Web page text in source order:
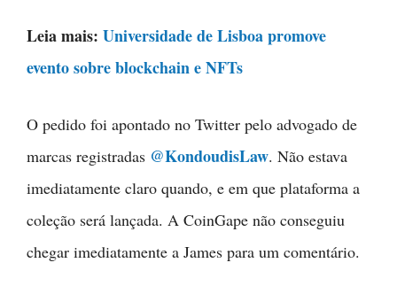
Leia mais: Universidade de Lisboa promove
evento sobre blockchain e NFTs
O pedido foi apontado no Twitter pelo advogado de
marcas registradas @KondoudisLaw. Não estava
imediatamente claro quando, e em que plataforma a
coleção será lançada. A CoinGape não conseguiu
chegar imediatamente a James para um comentário.